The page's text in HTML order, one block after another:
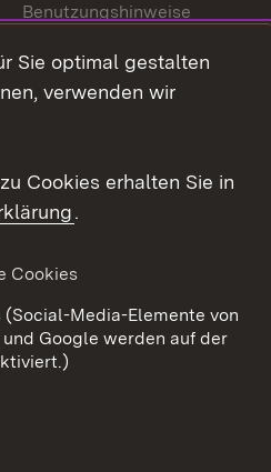
Benutzungshinweise
Cookies
Sie optimal gestalten
verwenden wir
Cookies erhalten Sie in
.
Cookies
Media-Elemente von
Google werden auf der